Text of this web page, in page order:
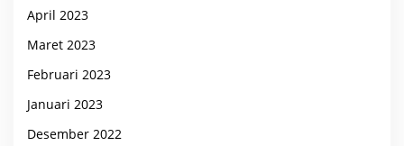
April 2023
Maret 2023
Februari 2023
Januari 2023
Desember 2022